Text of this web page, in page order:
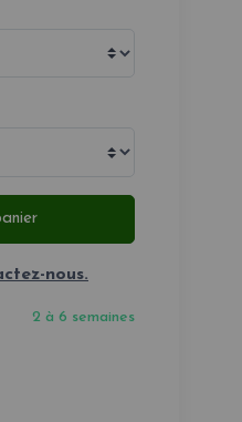
nous.
2 à 6 semaines